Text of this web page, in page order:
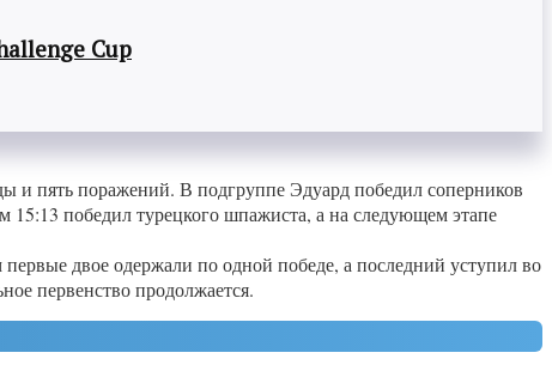
Cup
и пять поражений. В подгруппе Эдуард победил соперников
победил турецкого шпажиста, а на следующем этапе
двое одержали по одной победе, а последний уступил во
первенство продолжается.